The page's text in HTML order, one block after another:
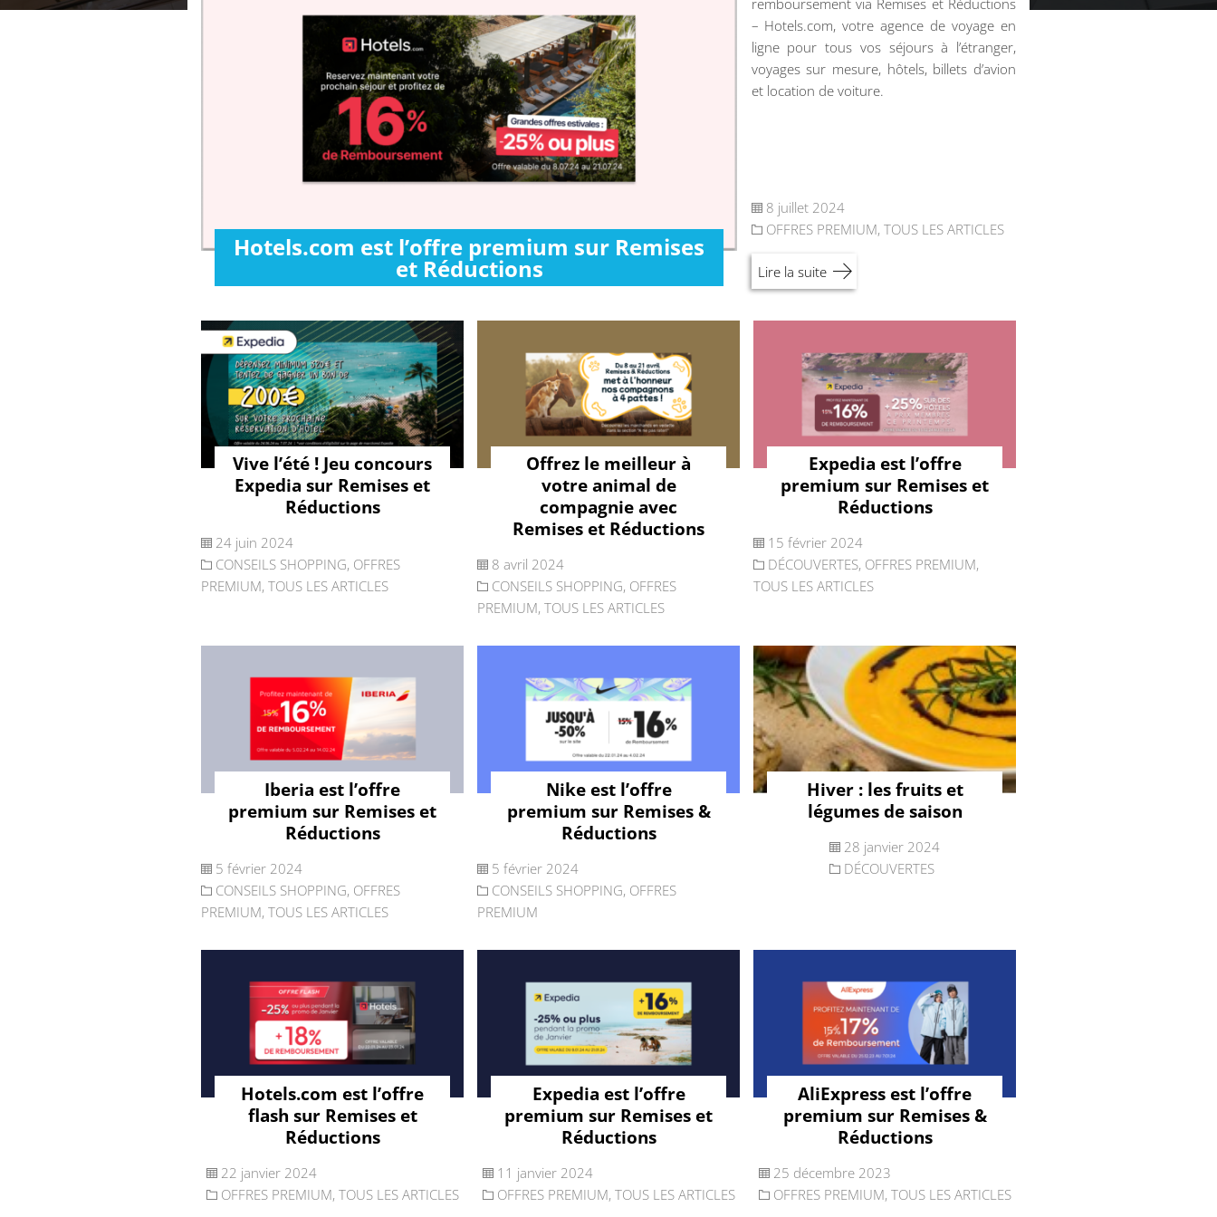
Hotels.com est l’offre premium sur Remises
et Réductions
– Hotels.com, votre agence de voyage en
ligne pour tous vos séjours à l’étranger,
voyages sur mesure, hôtels, billets d’avion
et location de voiture.
8 juillet 2024
OFFRES PREMIUM, TOUS LES ARTICLES
Lire la suite
Vive l’été ! Jeu concours
Expedia sur Remises et
Réductions
24 juin 2024
CONSEILS SHOPPING, OFFRES
PREMIUM, TOUS LES ARTICLES
Offrez le meilleur à
votre animal de
compagnie avec
Remises et Réductions
8 avril 2024
CONSEILS SHOPPING, OFFRES
PREMIUM, TOUS LES ARTICLES
Expedia est l’offre
premium sur Remises et
Réductions
15 février 2024
DÉCOUVERTES, OFFRES PREMIUM,
TOUS LES ARTICLES
Iberia est l’offre
premium sur Remises et
Réductions
5 février 2024
CONSEILS SHOPPING, OFFRES
PREMIUM, TOUS LES ARTICLES
Nike est l’offre
premium sur Remises &
Réductions
5 février 2024
CONSEILS SHOPPING, OFFRES
PREMIUM
Hiver : les fruits et
légumes de saison
28 janvier 2024
DÉCOUVERTES
Hotels.com est l’offre
flash sur Remises et
Réductions
22 janvier 2024
OFFRES PREMIUM, TOUS LES ARTICLES
Expedia est l’offre
premium sur Remises et
Réductions
11 janvier 2024
OFFRES PREMIUM, TOUS LES ARTICLES
AliExpress est l’offre
premium sur Remises &
Réductions
25 décembre 2023
OFFRES PREMIUM, TOUS LES ARTICLES